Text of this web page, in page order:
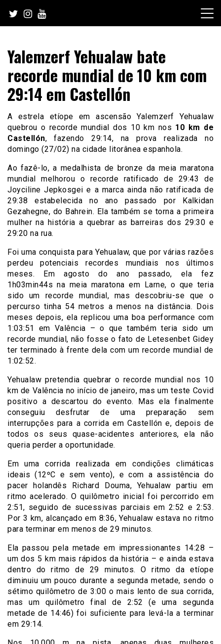
content
Yalemzerf Yehualaw bate
recorde mundial de 10 km com
29:14 em Castellón
A estrela etíope em ascensão Yalemzerf Yehualaw
quebrou o recorde mundial dos 10 km nos 10 km de
Castellón, fazendo 29:14, na prova realizada no
domingo (27/02) na cidade litorânea espanhola.
Ao fazê-lo, a medalhista de bronze da meia maratona
mundial melhorou o recorde ratificado de 29:43 de
Joyciline Jepkosgei e a marca ainda não ratificada de
29:38 estabelecida no ano passado por Kalkidan
Gezahegne, do Bahrein. Ela também se torna a primeira
mulher na história a quebrar as barreiras dos 29:30 e
29:20 na rua.
Foi uma conquista para Yehualaw, que por várias razões
perdeu potenciais recordes mundiais nos últimos
meses. Em agosto do ano passado, ela fez
1h03min44s na meia maratona em Larne, o que teria
sido um recorde mundial, mas descobriu-se que o
percurso tinha 54 metros a menos na distância. Dois
meses depois, ela replicou uma boa performance com
1:03:51 em Valência – o que também teria sido um
recorde mundial, não fosse o fato de Letesenbet Gidey
ter terminado à frente dela com um recorde mundial de
1:02:52.
Yehualaw pretendia quebrar o recorde mundial nos 10
km de Valência no início de janeiro, mas um teste Covid
positivo a descartou do evento. Mas ela finalmente
conseguiu desfrutar de uma preparação sem
interrupções para a corrida em Castellón e, depois de
todos os seus quase-acidentes anteriores, ela não
queria perder a oportunidade.
Em uma corrida realizada em condições climáticas
ideais (12ºC e sem vento), e com a assistência do
pacer holandês Richard Douma, Yehualaw partiu em
ritmo acelerado. O quilômetro inicial foi percorrido em
2:51, seguido de sucessivas parciais em 2:52 e 2:53.
Por 3 km, alcançado em 8:36, Yehualaw estava no ritmo
para terminar em menos de 29 minutos.
Ela passou pela metade em impressionantes 14:28 –
um dos 5 km mais rápidos da história – e ainda estava
dentro do ritmo de 29 minutos. O ritmo da etíope
diminuiu um pouco durante a segunda metade, sendo o
sétimo quilômetro de 3:00 o mais lento de sua corrida,
mas um quilômetro final de 2:52 (e uma segunda
metade de 14:46) foi suficiente para levá-la a terminar
em 29:14.